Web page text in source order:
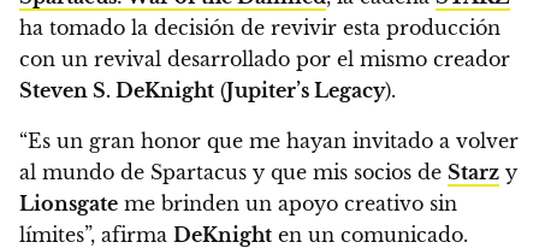
ha tomado la decisión de revivir esta producción
con un revival desarrollado por el mismo creador
Steven S. DeKnight (Jupiter’s Legacy).
“Es un gran honor que me hayan invitado a volver
al mundo de Spartacus y que mis socios de Starz y
Lionsgate me brinden un apoyo creativo sin
límites”, afirma DeKnight en un comunicado.